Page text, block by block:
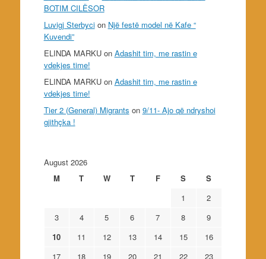
BOTIM CILËSOR
Luvigj Sterbycion Një festë model në Kafe “
Kuvendi”
ELINDA MARKUon Adashit tim, me rastin e
vdekjes time!
ELINDA MARKUon Adashit tim, me rastin e
vdekjes time!
Tier 2 (General) Migrants on 9/11- Ajo që ndryshoi
gjithçka !
August 2026
M
T W T F S
S
1
2
3
4 5 6 7 8
9
10
11 12 13 14 15
16
17
18 19 20 21 22
23